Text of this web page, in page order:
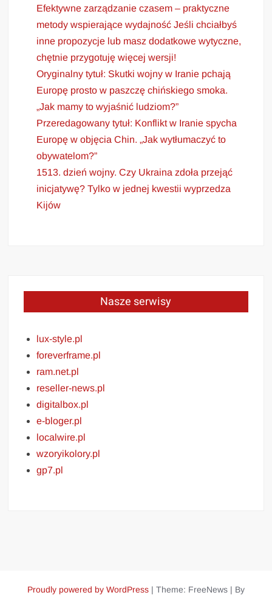
Efektywne zarządzanie czasem – praktyczne
metody wspierające wydajność Jeśli chciałbyś
inne propozycje lub masz dodatkowe wytyczne,
chętnie przygotuję więcej wersji!
Oryginalny tytuł: Skutki wojny w Iranie pchają
Europę prosto w paszczę chińskiego smoka.
„Jak mamy to wyjaśnić ludziom?”
Przeredagowany tytuł: Konflikt w Iranie spycha
Europę w objęcia Chin. „Jak wytłumaczyć to
obywatelom?”
1513. dzień wojny. Czy Ukraina zdoła przejąć
inicjatywę? Tylko w jednej kwestii wyprzedza
Kijów
Nasze serwisy
lux-style.pl
foreverframe.pl
ram.net.pl
reseller-news.pl
digitalbox.pl
e-bloger.pl
localwire.pl
wzoryikolory.pl
gp7.pl
Proudly powered by WordPress | Theme: FreeNews | By